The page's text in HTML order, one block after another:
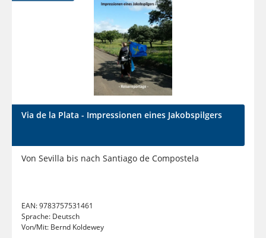
Via de la Plata - Impressionen eines Jakobspilgers
Von Sevilla bis nach Santiago de Compostela
EAN:9783757531461
Sprache: Deutsch
Von/Mit: Bernd Koldewey